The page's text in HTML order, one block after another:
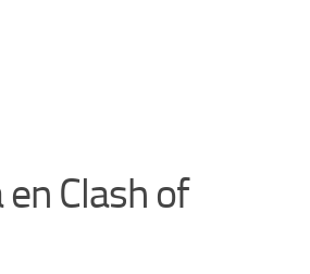
Clash of